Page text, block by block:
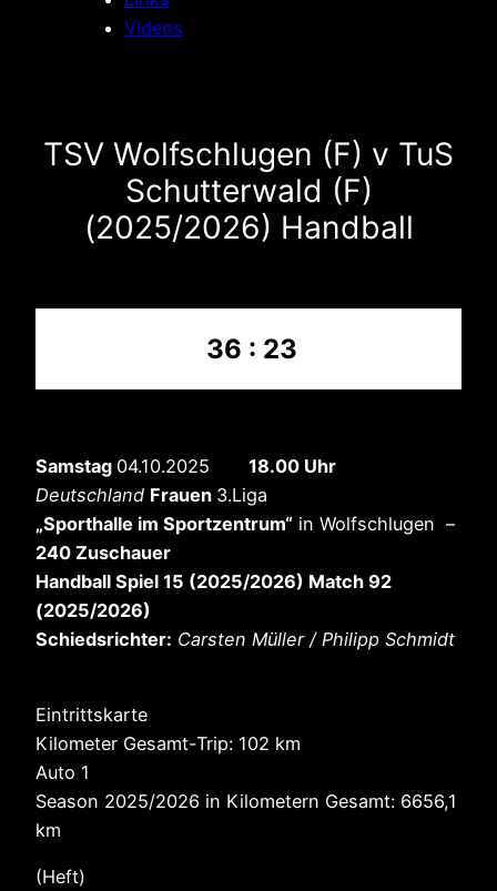
Videos
TSV Wolfschlugen (F) v TuS
Schutterwald (F)
(2025/2026) Handball
36 : 23
Samstag 04.10.2025 18.00 Uhr
Deutschland Frauen 3.Liga
„Sporthalle im Sportzentrum“ in Wolfschlugen –
240 Zuschauer
Handball Spiel 15 (2025/2026) Match 92
(2025/2026)
Schiedsrichter: Carsten Müller / Philipp Schmidt
Eintrittskarte
Kilometer Gesamt-Trip: 102 km
Auto 1
Season 2025/2026 in Kilometern Gesamt: 6656,1
km
(Heft)